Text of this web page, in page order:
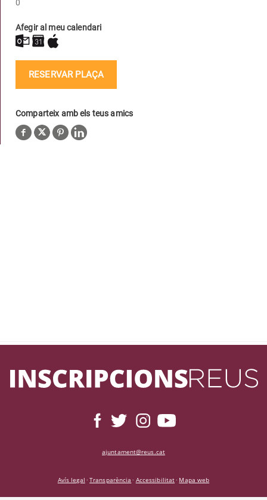
0
Afegir al meu calendari
RESERVAR PLAÇA
Comparteix amb els teus amics
ajuntament@reus.cat
Avís legal ·Transparència · Accessibilitat· Mapa web